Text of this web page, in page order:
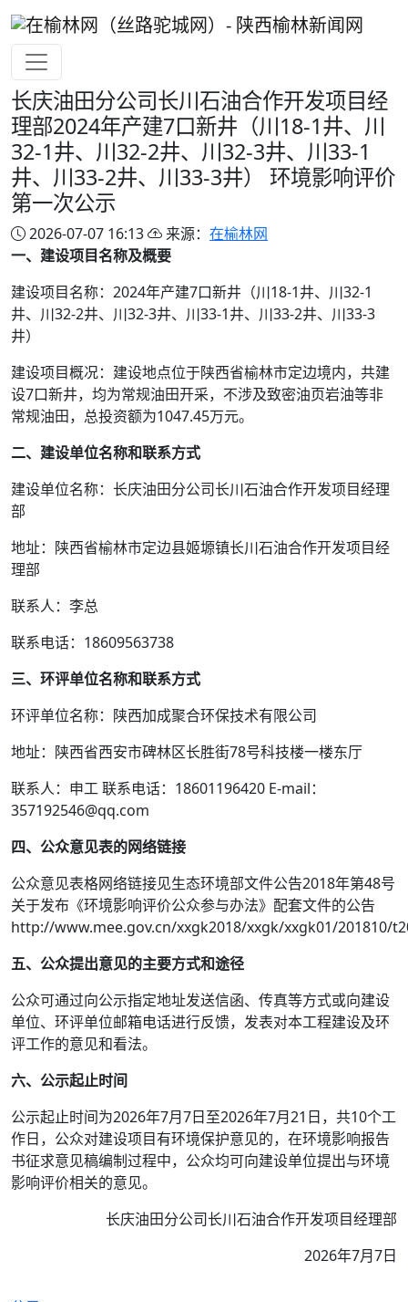
长庆油田分公司长川石油合作开发项目经
理部2024年产建7口新井（川18-1井、川
32-1井、川32-2井、川32-3井、川33-1
井、川33-2井、川33-3井） 环境影响评价
第一次公示
2026-07-07 16:13 来源： 在榆林网
一、建设项目名称及概要
建设项目名称：2024年产建7口新井（川18-1井、川32-1
井、川32-2井、川32-3井、川33-1井、川33-2井、川33-3
井）
建设项目概况：建设地点位于陕西省榆林市定边境内，共建
设7口新井，均为常规油田开采，不涉及致密油页岩油等非
常规油田，总投资额为1047.45万元。
二、建设单位名称和联系方式
建设单位名称：长庆油田分公司长川石油合作开发项目经理
部
地址：陕西省榆林市定边县姬塬镇长川石油合作开发项目经
理部
联系人：李总
联系电话：18609563738
三、环评单位名称和联系方式
环评单位名称：陕西加成聚合环保技术有限公司
地址：陕西省西安市碑林区长胜街78号科技楼一楼东厅
联系人：申工 联系电话：18601196420 E-mail：
357192546@qq.com
四、公众意见表的网络链接
公众意见表格网络链接见生态环境部文件公告2018年第48号
关于发布《环境影响评价公众参与办法》配套文件的公告
http://www.mee.gov.cn/xxgk2018/xxgk/xxgk01/201810/
五、公众提出意见的主要方式和途径
公众可通过向公示指定地址发送信函、传真等方式或向建设
单位、环评单位邮箱电话进行反馈，发表对本工程建设及环
评工作的意见和看法。
六、公示起止时间
公示起止时间为2026年7月7日至2026年7月21日，共10个工
作日，公众对建设项目有环境保护意见的，在环境影响报告
书征求意见稿编制过程中，公众均可向建设单位提出与环境
影响评价相关的意见。
长庆油田分公司长川石油合作开发项目经理部
2026年7月7日